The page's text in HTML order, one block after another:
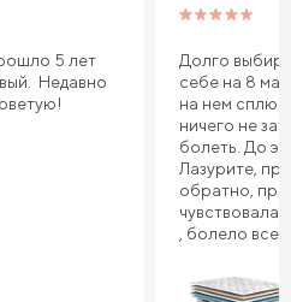
5 лет
Недавно
Долго
себе на 8
на нем сплю.
ничего не
болеть. До
Лазурите,
обратно,
чувствовала
, болело все
Сонум к
дня .